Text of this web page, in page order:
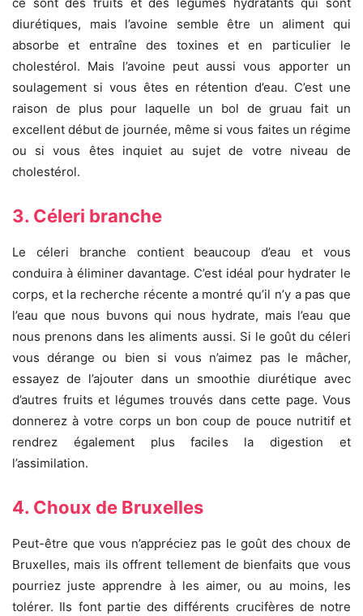
ce sont des fruits et des légumes hydratants qui sont
diurétiques, mais l’avoine semble être un aliment qui
absorbe et entraîne des toxines et en particulier le
cholestérol. Mais l’avoine peut aussi vous apporter un
soulagement si vous êtes en rétention d’eau. C’est une
raison de plus pour laquelle un bol de gruau fait un
excellent début de journée, même si vous faites un régime
ou si vous êtes inquiet au sujet de votre niveau de
cholestérol.
3. Céleri branche
Le céleri branche contient beaucoup d’eau et vous
conduira à éliminer davantage. C’est idéal pour hydrater le
corps, et la recherche récente a montré qu’il n’y a pas que
l’eau que nous buvons qui nous hydrate, mais l’eau que
nous prenons dans les aliments aussi. Si le goût du céleri
vous dérange ou bien si vous n’aimez pas le mâcher,
essayez de l’ajouter dans un smoothie diurétique avec
d’autres fruits et légumes trouvés dans cette page. Vous
donnerez à votre corps un bon coup de pouce nutritif et
rendrez également plus faciles la digestion et
l’assimilation.
4. Choux de Bruxelles
Peut-être que vous n’appréciez pas le goût des choux de
Bruxelles, mais ils offrent tellement de bienfaits que vous
pourriez juste apprendre à les aimer, ou au moins, les
tolérer. Ils font partie des différents crucifères de notre